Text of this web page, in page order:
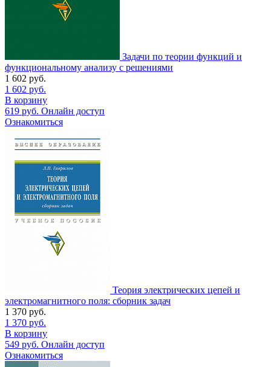
Задачи по теории функций и
функциональному анализу с решениями
1 602 руб.
1 602 руб.
В корзину
619 руб. Онлайн доступ
Ознакомиться
Теория электрических цепей и
электромагнитного поля: сборник задач
1 370 руб.
1 370 руб.
В корзину
549 руб. Онлайн доступ
Ознакомиться